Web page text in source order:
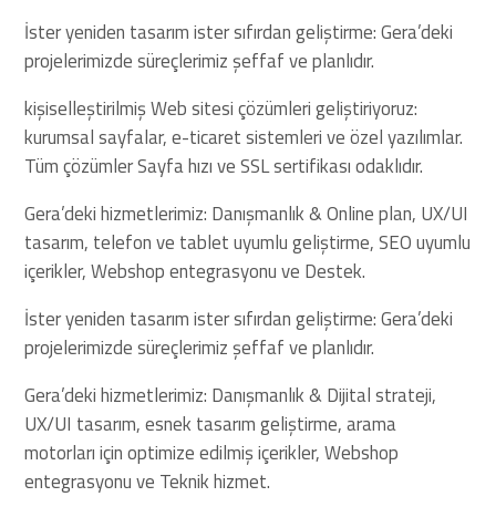
İster yeniden tasarım ister sıfırdan geliştirme: Gera’deki
projelerimizde süreçlerimiz şeffaf ve planlıdır.
kişiselleştirilmiş Web sitesi çözümleri geliştiriyoruz:
kurumsal sayfalar, e-ticaret sistemleri ve özel yazılımlar.
Tüm çözümler Sayfa hızı ve SSL sertifikası odaklıdır.
Gera’deki hizmetlerimiz: Danışmanlık & Online plan, UX/UI
tasarım, telefon ve tablet uyumlu geliştirme, SEO uyumlu
içerikler, Webshop entegrasyonu ve Destek.
İster yeniden tasarım ister sıfırdan geliştirme: Gera’deki
projelerimizde süreçlerimiz şeffaf ve planlıdır.
Gera’deki hizmetlerimiz: Danışmanlık & Dijital strateji,
UX/UI tasarım, esnek tasarım geliştirme, arama
motorları için optimize edilmiş içerikler, Webshop
entegrasyonu ve Teknik hizmet.